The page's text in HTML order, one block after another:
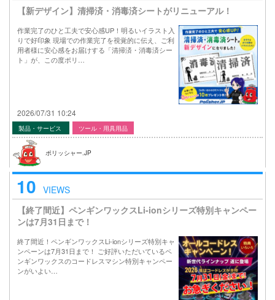
【新デザイン】清掃済・消毒済シートがリニューアル！
作業完了のひと工夫で安心感UP！明るいイラスト入
りで好印象 現場での作業完了を視覚的に伝え、ご利
用者様に安心感をお届けする「清掃済・消毒済シー
ト」が、この度ポリ…
2026/07/31 10:24
製品・サービス ツール・用具用品
ポリッシャー.JP
10 VIEWS
【終了間近】ペンギンワックスLi-ionシリーズ特別キャンペー
ンは7月31日まで！
終了間近！ペンギンワックスLi-ionシリーズ特別キャ
ンペーンは7月31日まで！ ご好評いただいているペ
ンギンワックスのコードレスマシン特別キャンペー
ンがいよい…